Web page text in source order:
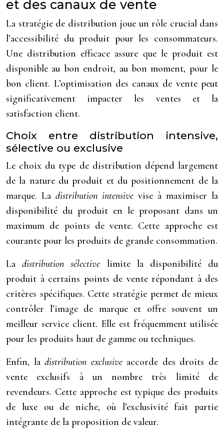
et des canaux de vente
La stratégie de distribution joue un rôle crucial dans
l’accessibilité du produit pour les consommateurs.
Une distribution efficace assure que le produit est
disponible au bon endroit, au bon moment, pour le
bon client. L’optimisation des canaux de vente peut
significativement impacter les ventes et la
satisfaction client.
Choix entre distribution intensive,
sélective ou exclusive
Le choix du type de distribution dépend largement
de la nature du produit et du positionnement de la
marque. La distribution intensive vise à maximiser la
disponibilité du produit en le proposant dans un
maximum de points de vente. Cette approche est
courante pour les produits de grande consommation.
Ladistribution sélective limite la disponibilité du
produit à certains points de vente répondant à des
critères spécifiques. Cette stratégie permet de mieux
contrôler l’image de marque et offre souvent un
meilleur service client. Elle est fréquemment utilisée
pour les produits haut de gamme ou techniques.
Enfin, ladistribution exclusiveaccorde des droits de
vente exclusifs à un nombre très limité de
revendeurs. Cette approche est typique des produits
de luxe ou de niche, où l’exclusivité fait partie
intégrante de la proposition de valeur.